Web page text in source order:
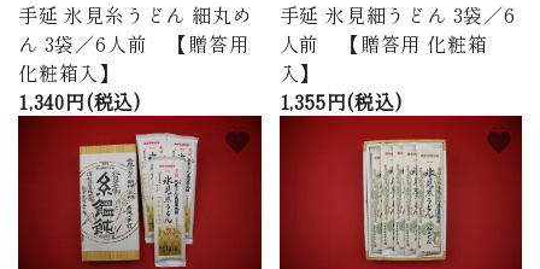
手延 氷見糸うどん 細丸め
ん 3袋／6人前 【贈答用
化粧箱入】
1,340円(税込)
手延 氷見細うどん 3袋／6
人前 【贈答用 化粧箱
入】
1,355円(税込)
favorite favorite